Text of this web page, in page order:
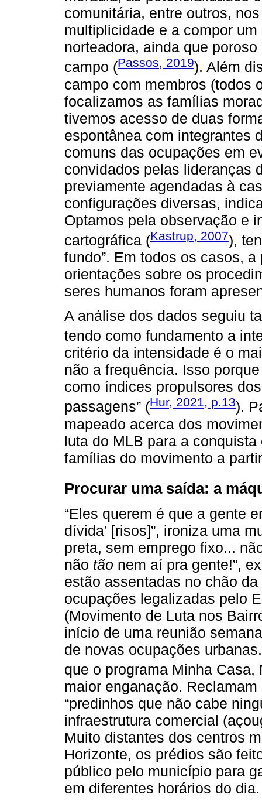
comunitária, entre outros,
multiplicidade e a compor
norteadora, ainda que
campo (Passos, 2019). Além
campo com membros (todos
focalizamos as famílias
tivemos acesso de duas
espontânea com integrantes
comuns das ocupações em
convidados pelas lideranças
previamente agendadas à
configurações diversas,
Optamos pela observação e
cartográfica (Kastrup, 2007),
fundo”. Em todos os casos,
orientações sobre os
seres humanos foram
A análise dos dados seguiu
tendo como fundamento a
critério da intensidade é o
não a frequência. Isso
como índices propulsores
passagens” (Hur, 2021, p.13).
mapeado acerca dos
luta do MLB para a
famílias do movimento a
Procurar uma saída: a
“Eles querem é que a gente
dívida’ [risos]”, ironiza uma
preta, sem emprego fixo...
não tão nem aí pra gente!”,
estão assentadas no chão
ocupações legalizadas pelo
(Movimento de Luta nos
início de uma reunião
de novas ocupações
que o programa Minha Casa,
maior enganação.
“predinhos que não cabe
infraestrutura comercial
Muito distantes dos centros
Horizonte, os prédios são
público pelo município para
em diferentes horários do dia.